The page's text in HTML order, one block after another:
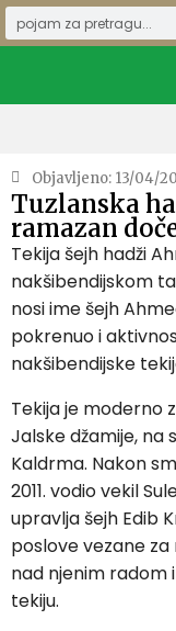
Objavljeno: 13/04/
Tuzlanska
ramazan
Tekija šejh hadži
nakšibendijskom
nosi ime šejh
pokrenuo i
nakšibendijske
Tekija je moderno
Jalske džamije,
Kaldrma. Nakon
2011. vodio vekil
upravlja šejh Edib
poslove vezane za
nad njenim radom
tekiju.